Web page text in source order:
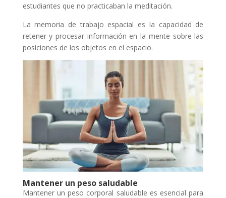
estudiantes que no practicaban la meditación.
La memoria de trabajo espacial es la capacidad de
retener y procesar información en la mente sobre las
posiciones de los objetos en el espacio.
Mantener un peso saludable
Mantener un peso corporal saludable es esencial para